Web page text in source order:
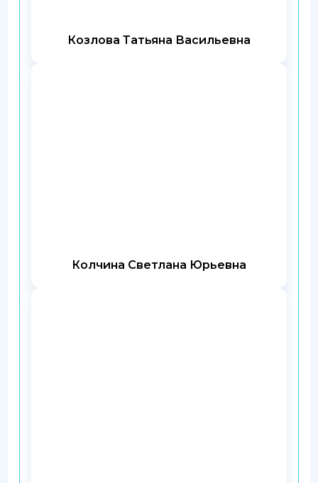
Козлова Татьяна Васильевна
Колчина Светлана Юрьевна